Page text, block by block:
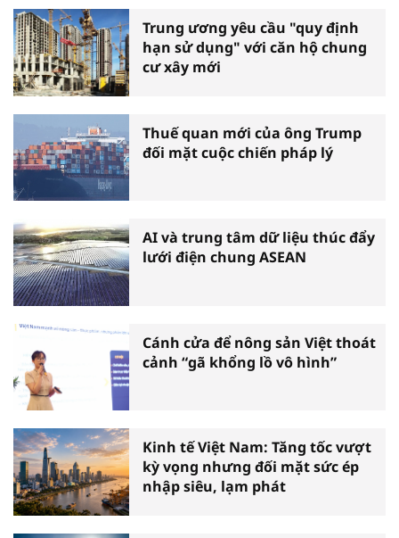
Trung ương yêu cầu "quy định
hạn sử dụng" với căn hộ chung
cư xây mới
Thuế quan mới của ông Trump
đối mặt cuộc chiến pháp lý
AI và trung tâm dữ liệu thúc đẩy
lưới điện chung ASEAN
Cánh cửa để nông sản Việt thoát
cảnh “gã khổng lồ vô hình”
Kinh tế Việt Nam: Tăng tốc vượt
kỳ vọng nhưng đối mặt sức ép
nhập siêu, lạm phát